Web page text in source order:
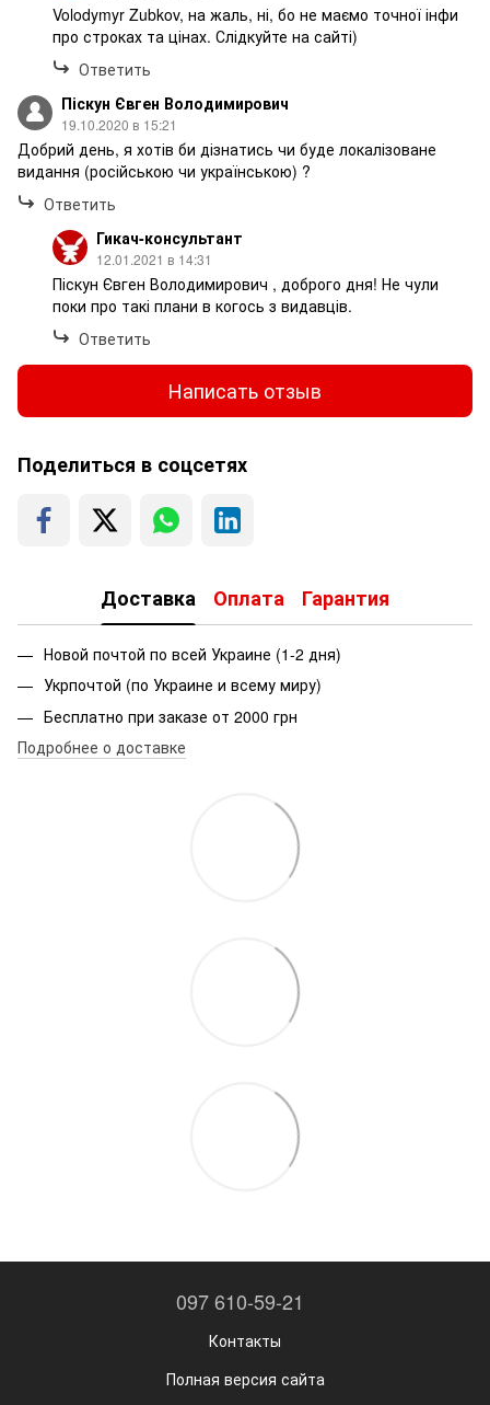
Volodymyr Zubkov, на жаль, ні, бо не маємо точної інфи
про строках та цінах. Слідкуйте на сайті)
Ответить
Піскун Євген Володимирович
19.10.2020 в 15:21
Добрий день, я хотів би дізнатись чи буде локалізоване
видання (російською чи українською) ?
Ответить
Гикач-консультант
12.01.2021 в 14:31
Піскун Євген Володимирович , доброго дня! Не чули
поки про такі плани в когось з видавців.
Ответить
Написать отзыв
Поделиться в соцсетях
Доставка Оплата Гарантия
Новой почтой по всей Украине (1-2 дня)
Укрпочтой (по Украине и всему миру)
Бесплатно при заказе от 2000 грн
Подробнее о доставке
097 610-59-21
Контакты
Полная версия сайта